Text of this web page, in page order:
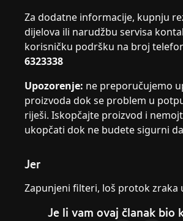
Za dodatne informacije, kupnju
dijelova ili narudžbu servisa
korisničku podršku na broj
6323338
Upozorenje: ne preporučujemo
proizvoda dok se problem u
riješi. Iskopčajte proizvod i
ukopčati dok ne budete sigurni
Jer
Zapunjeni filteri, loš protok zraka
Je li vam ovaj članak bio